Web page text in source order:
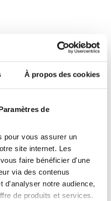
À propos des cookies
de
pour vous assurer un
site internet. Les
faire bénéficier d'une
via des contenus
d'analyser notre audience,
de produits et services.
armature inox.